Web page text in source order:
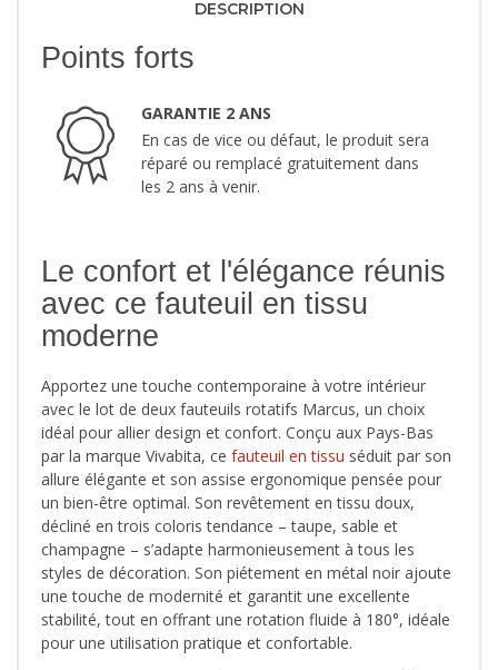
DESCRIPTION
Points forts
GARANTIE 2 ANS
En cas de vice ou défaut, le produit sera
réparé ou remplacé gratuitement dans
les 2 ans à venir.
Le confort et l'élégance réunis
avec ce fauteuil en tissu
moderne
Apportez une touche contemporaine à votre intérieur
avec le lot de deux fauteuils rotatifs Marcus, un choix
idéal pour allier design et confort. Conçu aux Pays-Bas
par la marque Vivabita, ce fauteuil en tissu séduit par son
allure élégante et son assise ergonomique pensée pour
un bien-être optimal. Son revêtement en tissu doux,
décliné en trois coloris tendance – taupe, sable et
champagne – s’adapte harmonieusement à tous les
styles de décoration. Son piétement en métal noir ajoute
une touche de modernité et garantit une excellente
stabilité, tout en offrant une rotation fluide à 180°, idéale
pour une utilisation pratique et confortable.